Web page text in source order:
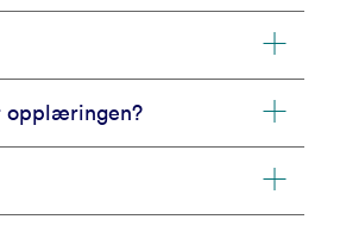
opplæringen?